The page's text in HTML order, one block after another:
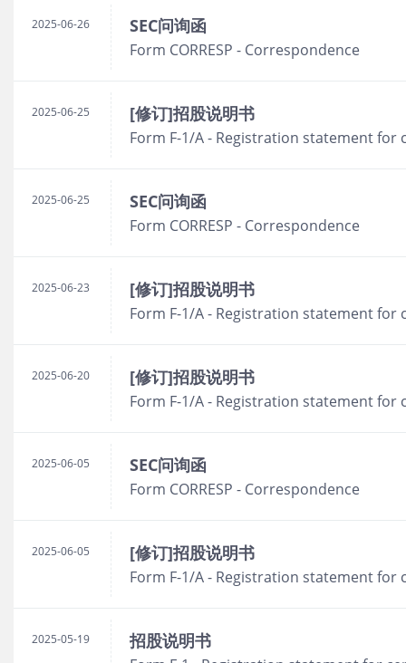
2025-06-26 SEC问询函
Form CORRESP - Correspondence
2025-06-25 [修订]招股说明书
Form F-1/A - Registration statement
2025-06-25 SEC问询函
Form CORRESP - Correspondence
2025-06-23 [修订]招股说明书
Form F-1/A - Registration statement
2025-06-20 [修订]招股说明书
Form F-1/A - Registration statement
2025-06-05 SEC问询函
Form CORRESP - Correspondence
2025-06-05 [修订]招股说明书
Form F-1/A - Registration statement
2025-05-19 招股说明书